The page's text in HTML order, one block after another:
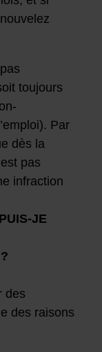
toujours
Par
dès la
pas
infraction
JE
des
des raisons